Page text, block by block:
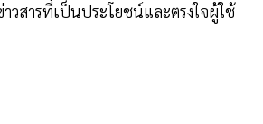
วสารที่เป็นประโยชน์และตรงใจผู้ใช้